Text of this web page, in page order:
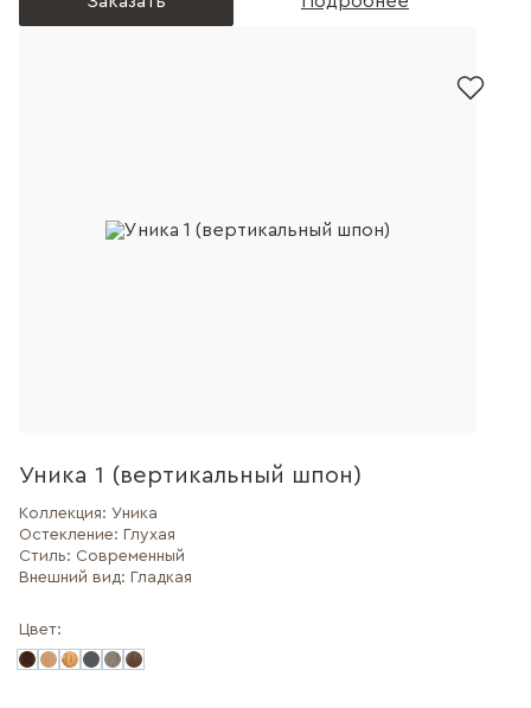
Уника 1 (вертикальный шпон)
Коллекция: Уника
Остекление: Глухая
Стиль: Современный
Внешний вид: Гладкая
Цвет: